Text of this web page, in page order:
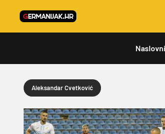
Aleksandar Cvetković